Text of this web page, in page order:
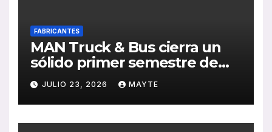
FABRICANTES
MAN Truck & Bus cierra un
sólido primer semestre de
2026 con crecimiento en
ventas, pedidos y
rentabilidad
JULIO 23, 2026 MAYTE